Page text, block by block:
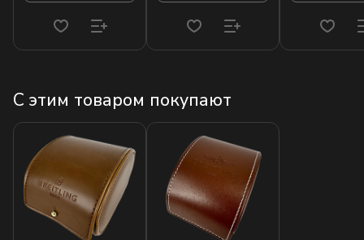
С этим товаром покупают